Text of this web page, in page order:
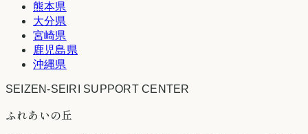
熊本県
大分県
宮崎県
鹿児島県
沖縄県
SEIZEN-SEIRI SUPPORT CENTER
ふれあいの丘